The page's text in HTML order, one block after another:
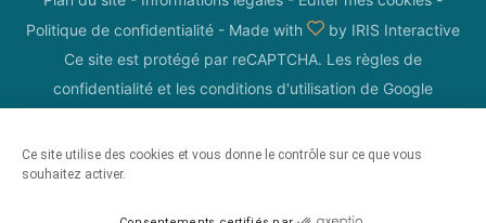
Politique de confidentialité - Made with by IRIS Interactive
Ce site est protégé par reCAPTCHA. Les règles de
confidentialité et les conditions d'utilisation de Google
Ce site utilise des cookies et vous donne le contrôle sur ce que vous
souhaitez activer.